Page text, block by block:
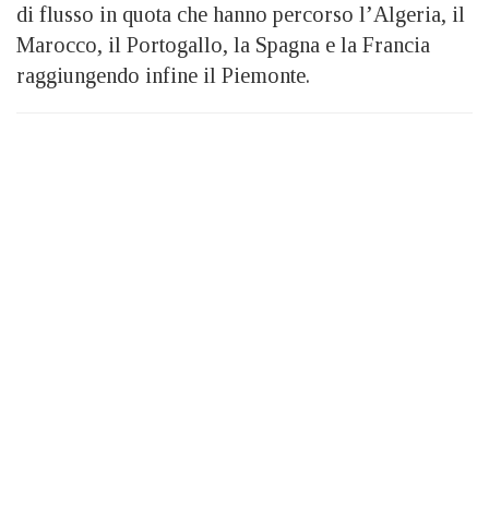
di flusso in quota che hanno percorso l’Algeria, il
Marocco, il Portogallo, la Spagna e la Francia
raggiungendo infine il Piemonte.